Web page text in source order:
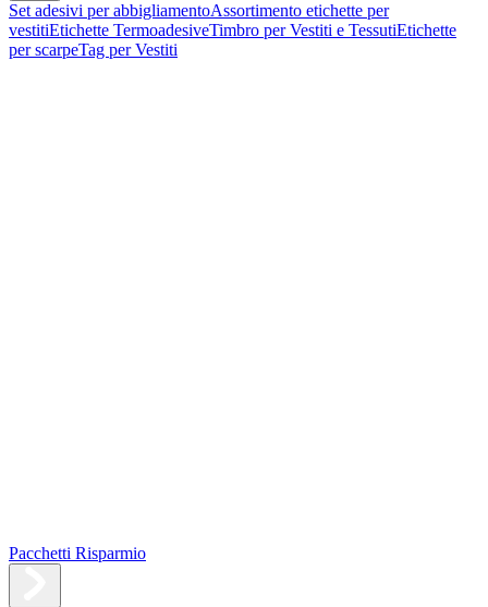
Set adesivi per abbigliamentoAssortimento etichette per
vestitiEtichette TermoadesiveTimbro per Vestiti e TessutiEtichette
per scarpeTag per Vestiti
Pacchetti Risparmio